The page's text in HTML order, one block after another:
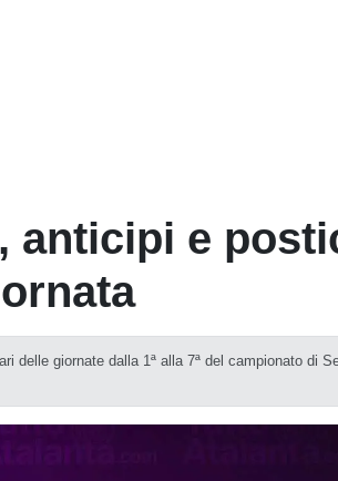
anticipi e
delle giornate dalla 1ª alla 7ª del campionato di